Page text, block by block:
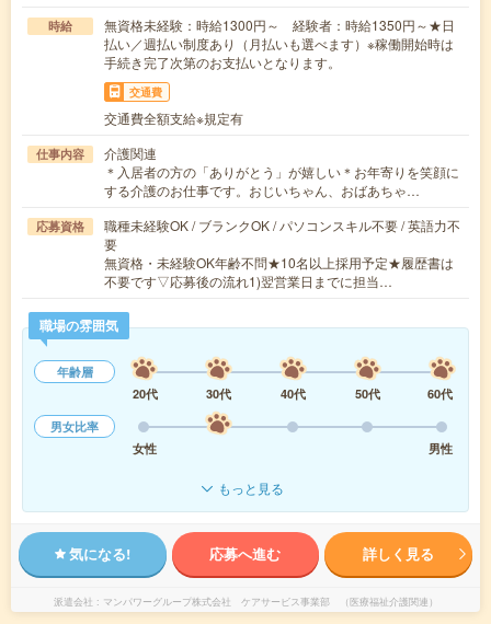
時給
無資格未経験：時給1300円～ 経験者：時給1350円～★日
払い／週払い制度あり（月払いも選べます）※稼働開始時は
手続き完了次第のお支払いとなります。
交通費
交通費全額支給※規定有
仕事内容
介護関連
＊入居者の方の「ありがとう」が嬉しい＊お年寄りを笑顔に
する介護のお仕事です。おじいちゃん、おばあちゃ…
応募資格
職種未経験OK / ブランクOK / パソコンスキル不要 / 英語力不
要
無資格・未経験OK年齢不問★10名以上採用予定★履歴書は
不要です▽応募後の流れ1)翌営業日までに担当…
職場の雰囲気
年齢層
20代
30代 40代 50代
60代
男女比率
女性
男性
もっと見る
気になる! 応募へ進む 詳しく見る
派遣会社 マンパワーグループ株式会社 ケアサービス事業部 （医療福祉介護関連）